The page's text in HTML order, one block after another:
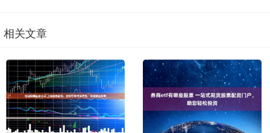
相关文章